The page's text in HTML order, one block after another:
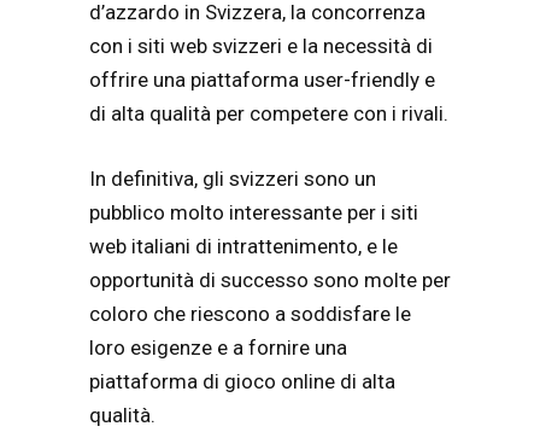
d’azzardo in Svizzera, la concorrenza
con i siti web svizzeri e la necessità di
offrire una piattaforma user-friendly e
di alta qualità per competere con i rivali.
In definitiva, gli svizzeri sono un
pubblico molto interessante per i siti
web italiani di intrattenimento, e le
opportunità di successo sono molte per
coloro che riescono a soddisfare le
loro esigenze e a fornire una
piattaforma di gioco online di alta
qualità.